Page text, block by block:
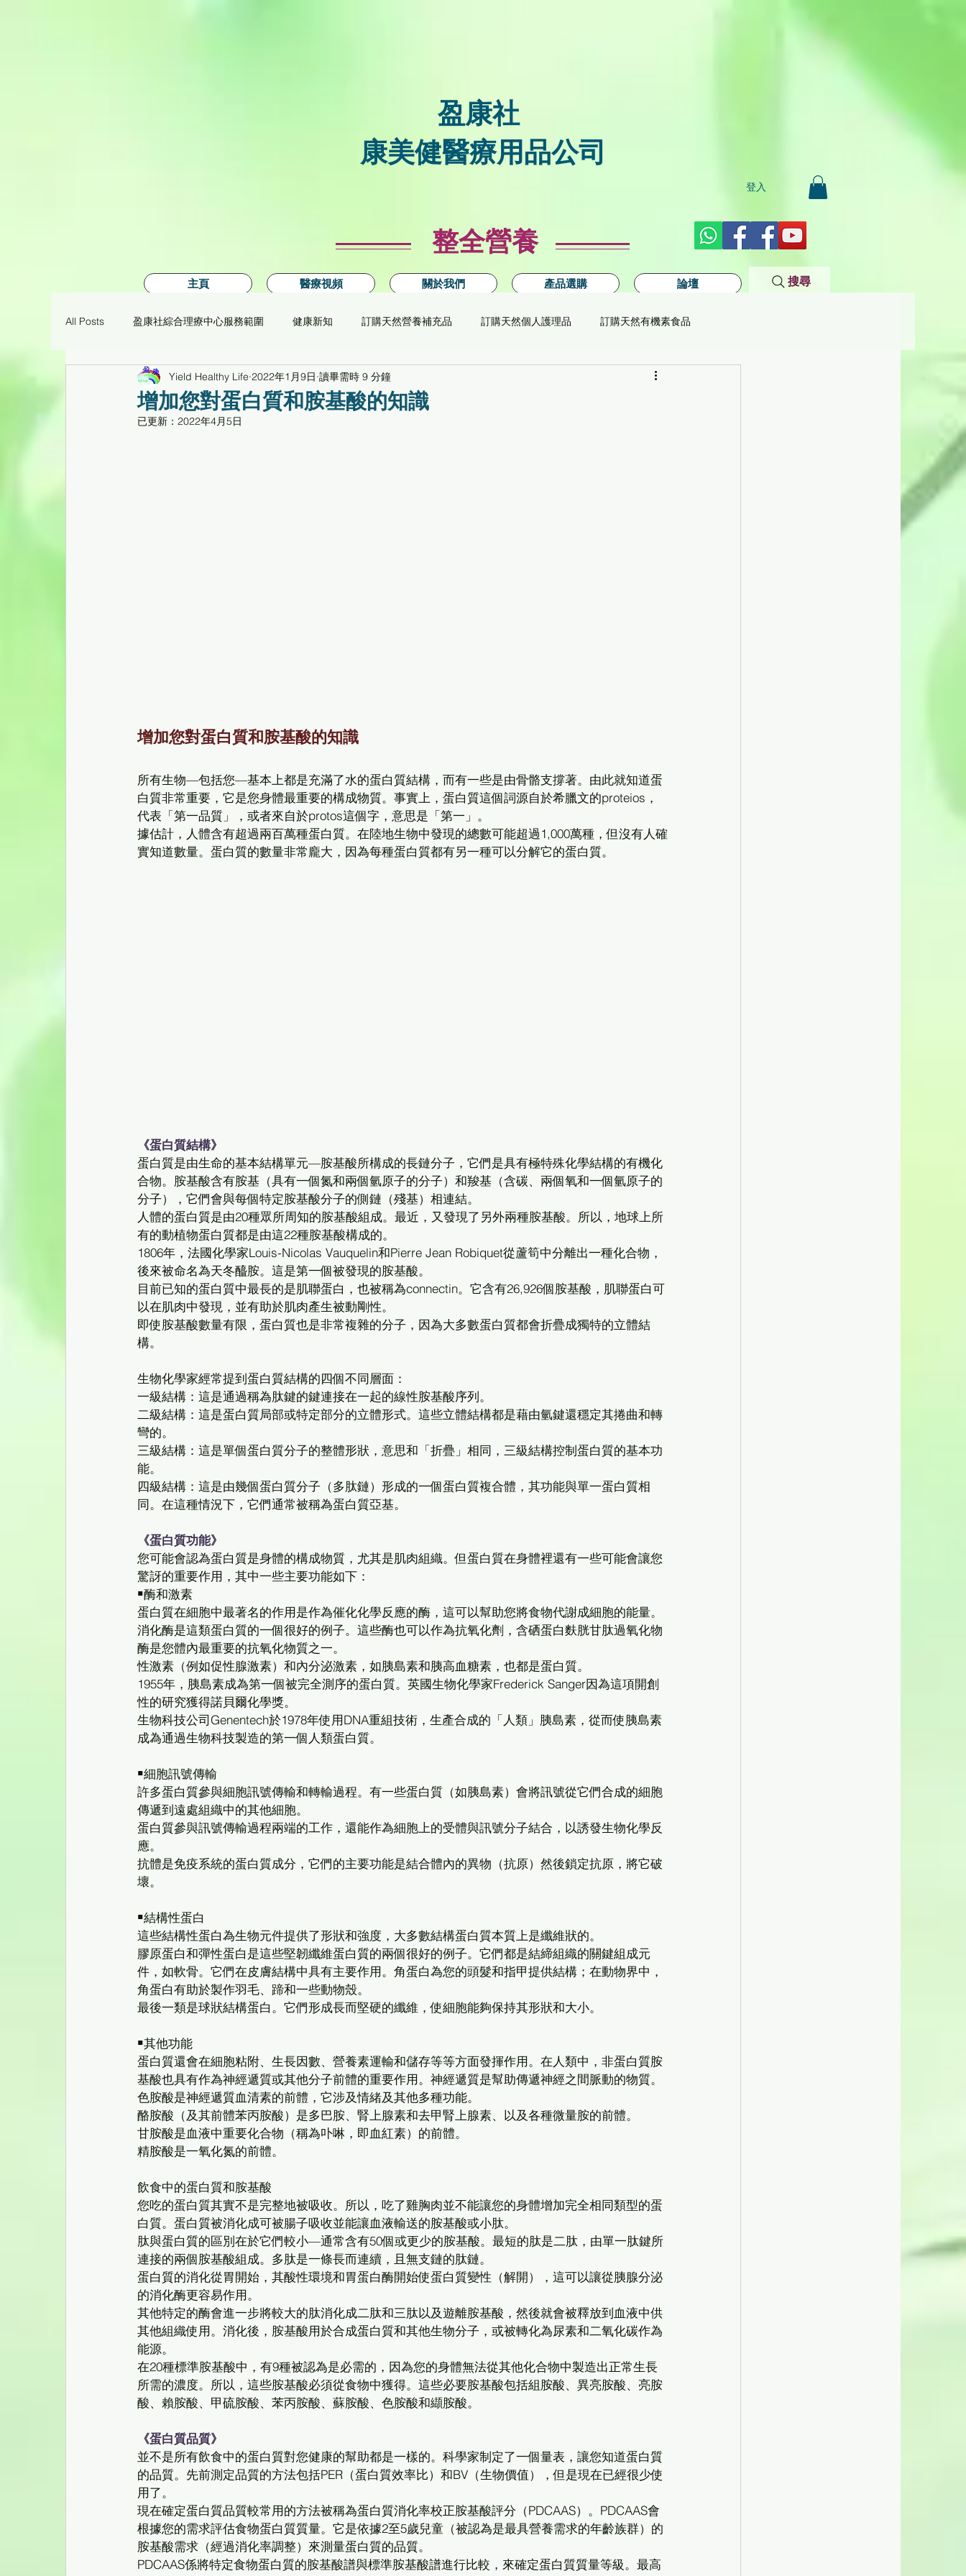
盈康社
康美健醫療用品公司
登入
整全營養
主頁 醫療視頻 關於我們 產品選購 論壇 搜尋
All Posts 盈康社綜合理療中心服務範圍 健康新知 訂購天然營養補充品 訂購天然個人護理品 訂購天然有機素食品
痛症理療工作坊臨床個案 環保醫療用品/養生儀器 能量系列 功能/草本/營養學
增加您對蛋白質和胺基酸的知識
Yield Healthy Life 2022年1月9日 讀畢需時 9 分鐘
已更新： 2022年4月5日
增加您對蛋白質和胺基酸的知識
所有生物—包括您—基本上都是充滿了水的蛋白質結構，而有一些是由骨骼支撐著。由此就知道蛋
白質非常重要，它是您身體最重要的構成物質。事實上，蛋白質這個詞源自於希臘文的proteios，
代表「第一品質」，或者來自於protos這個字，意思是「第一」。
據估計，人體含有超過兩百萬種蛋白質。在陸地生物中發現的總數可能超過1,000萬種，但沒有人確
實知道數量。蛋白質的數量非常龐大，因為每種蛋白質都有另一種可以分解它的蛋白質。
《蛋白質結構》
蛋白質是由生命的基本結構單元—胺基酸所構成的長鏈分子，它們是具有極特殊化學結構的有機化
合物。胺基酸含有胺基（具有一個氮和兩個氫原子的分子）和羧基（含碳、兩個氧和一個氫原子的
分子），它們會與每個特定胺基酸分子的側鏈（殘基）相連結。
人體的蛋白質是由20種眾所周知的胺基酸組成。最近，又發現了另外兩種胺基酸。所以，地球上所
有的動植物蛋白質都是由這22種胺基酸構成的。
1806年，法國化學家Louis-Nicolas Vauquelin和Pierre Jean Robiquet從蘆筍中分離出一種化合物，
後來被命名為天冬醯胺。這是第一個被發現的胺基酸。
目前已知的蛋白質中最長的是肌聯蛋白，也被稱為connectin。它含有26,926個胺基酸，肌聯蛋白可
以在肌肉中發現，並有助於肌肉產生被動剛性。
即使胺基酸數量有限，蛋白質也是非常複雜的分子，因為大多數蛋白質都會折疊成獨特的立體結
構。
生物化學家經常提到蛋白質結構的四個不同層面：
一級結構：這是通過稱為肽鍵的鍵連接在一起的線性胺基酸序列。
二級結構：這是蛋白質局部或特定部分的立體形式。這些立體結構都是藉由氫鍵還穩定其捲曲和轉
彎的。
三級結構：這是單個蛋白質分子的整體形狀，意思和「折疊」相同，三級結構控制蛋白質的基本功
能。
四級結構：這是由幾個蛋白質分子（多肽鏈）形成的一個蛋白質複合體，其功能與單一蛋白質相
同。在這種情況下，它們通常被稱為蛋白質亞基。
《蛋白質功能》
您可能會認為蛋白質是身體的構成物質，尤其是肌肉組織。但蛋白質在身體裡還有一些可能會讓您
驚訝的重要作用，其中一些主要功能如下：
￭酶和激素
蛋白質在細胞中最著名的作用是作為催化化學反應的酶，這可以幫助您將食物代謝成細胞的能量。
消化酶是這類蛋白質的一個很好的例子。這些酶也可以作為抗氧化劑，含硒蛋白麩胱甘肽過氧化物
酶是您體內最重要的抗氧化物質之一。
性激素（例如促性腺激素）和內分泌激素，如胰島素和胰高血糖素，也都是蛋白質。
1955年，胰島素成為第一個被完全測序的蛋白質。英國生物化學家Frederick Sanger因為這項開創
性的研究獲得諾貝爾化學獎。
生物科技公司Genentech於1978年使用DNA重組技術，生產合成的「人類」胰島素，從而使胰島素
成為通過生物科技製造的第一個人類蛋白質。
￭細胞訊號傳輸
許多蛋白質參與細胞訊號傳輸和轉輸過程。有一些蛋白質（如胰島素）會將訊號從它們合成的細胞
傳遞到遠處組織中的其他細胞。
蛋白質參與訊號傳輸過程兩端的工作，還能作為細胞上的受體與訊號分子結合，以誘發生物化學反
應。
抗體是免疫系統的蛋白質成分，它們的主要功能是結合體內的異物（抗原）然後鎖定抗原，將它破
壞。
￭結構性蛋白
這些結構性蛋白為生物元件提供了形狀和強度，大多數結構蛋白質本質上是纖維狀的。
膠原蛋白和彈性蛋白是這些堅韌纖維蛋白質的兩個很好的例子。它們都是結締組織的關鍵組成元
件，如軟骨。它們在皮膚結構中具有主要作用。角蛋白為您的頭髮和指甲提供結構；在動物界中，
角蛋白有助於製作羽毛、蹄和一些動物殼。
最後一類是球狀結構蛋白。它們形成長而堅硬的纖維，使細胞能夠保持其形狀和大小。
￭其他功能
蛋白質還會在細胞粘附、生長因數、營養素運輸和儲存等等方面發揮作用。在人類中，非蛋白質胺
基酸也具有作為神經遞質或其他分子前體的重要作用。神經遞質是幫助傳遞神經之間脈動的物質。
色胺酸是神經遞質血清素的前體，它涉及情緒及其他多種功能。
酪胺酸（及其前體苯丙胺酸）是多巴胺、腎上腺素和去甲腎上腺素、以及各種微量胺的前體。
甘胺酸是血液中重要化合物（稱為卟啉，即血紅素）的前體。
精胺酸是一氧化氮的前體。
飲食中的蛋白質和胺基酸
您吃的蛋白質其實不是完整地被吸收。所以，吃了雞胸肉並不能讓您的身體增加完全相同類型的蛋
白質。蛋白質被消化成可被腸子吸收並能讓血液輸送的胺基酸或小肽。
肽與蛋白質的區別在於它們較小—通常含有50個或更少的胺基酸。最短的肽是二肽，由單一肽鍵所
連接的兩個胺基酸組成。多肽是一條長而連續，且無支鏈的肽鏈。
蛋白質的消化從胃開始，其酸性環境和胃蛋白酶開始使蛋白質變性（解開），這可以讓從胰腺分泌
的消化酶更容易作用。
其他特定的酶會進一步將較大的肽消化成二肽和三肽以及遊離胺基酸，然後就會被釋放到血液中供
其他組織使用。消化後，胺基酸用於合成蛋白質和其他生物分子，或被轉化為尿素和二氧化碳作為
能源。
在20種標準胺基酸中，有9種被認為是必需的，因為您的身體無法從其他化合物中製造出正常生長
所需的濃度。所以，這些胺基酸必須從食物中獲得。這些必要胺基酸包括組胺酸、異亮胺酸、亮胺
酸、賴胺酸、甲硫胺酸、苯丙胺酸、蘇胺酸、色胺酸和纈胺酸。
《蛋白質品質》
並不是所有飲食中的蛋白質對您健康的幫助都是一樣的。科學家制定了一個量表，讓您知道蛋白質
的品質。先前測定品質的方法包括PER（蛋白質效率比）和BV（生物價值），但是現在已經很少使
用了。
現在確定蛋白質品質較常用的方法被稱為蛋白質消化率校正胺基酸評分（PDCAAS）。PDCAAS會
根據您的需求評估食物蛋白質質量。它是依據2至5歲兒童（被認為是最具營養需求的年齡族群）的
胺基酸需求（經過消化率調整）來測量蛋白質的品質。
PDCAAS係將特定食物蛋白質的胺基酸譜與標準胺基酸譜進行比較，來確定蛋白質質量等級。最高